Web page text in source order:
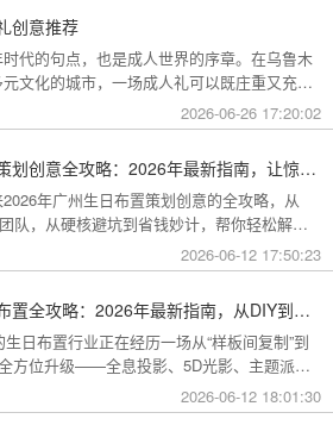
创意推荐
代的句点，也是成人世界的序章。在乌鲁木
文化的城市，一场成人礼可以既庄重又充满
为你梳理了从传统仪式到现代派对的多种可
到最独特的那一种。
2026-06-26 17:20:02
广州生日布置策划创意全攻略：2026年最新指南，让惊喜成为最难忘的记忆
年广州生日布置策划创意的全攻略，从
队，从硬核避坑到省钱妙计，帮你轻松解锁
2026-06-12 17:50:23
上海生日惊喜布置全攻略：2026年最新指南，从DIY到专业策划一站搞定
日布置行业正在经历一场从“样板间复制”到
全方位升级——全息投影、5D光影、主题派对
本文将为你带来上海生日惊喜布置的2026年最
本DIY到高端定制，从惊喜创意到趋势解
2026-06-12 18:01:30